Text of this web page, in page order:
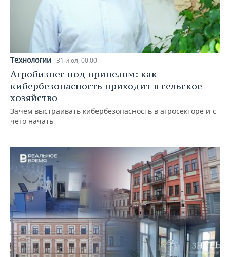
Технологии 31 июл, 00:00
Агробизнес под прицелом: как
кибербезопасность приходит в сельское
хозяйство
Зачем выстраивать кибербезопасность в агросекторе и с
чего начать